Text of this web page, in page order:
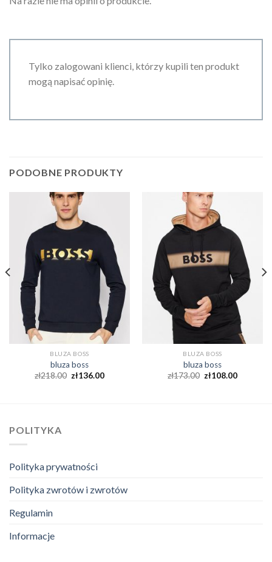
Tylko zalogowani klienci, którzy kupili ten produkt
mogą napisać opinię.
PODOBNE PRODUKTY
BLUZA BOSS
bluza boss
zł218.00 zł136.00
BLUZA BOSS
bluza boss
zł173.00 zł108.00
POLITYKA
Polityka prywatności
Polityka zwrotów i zwrotów
Regulamin
Informacje